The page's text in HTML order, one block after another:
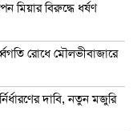
মিয়ার বিরুদ্ধে ধর্ষণ
রোধে মৌলভীবাজারে
দাবি, নতুন মজুরি